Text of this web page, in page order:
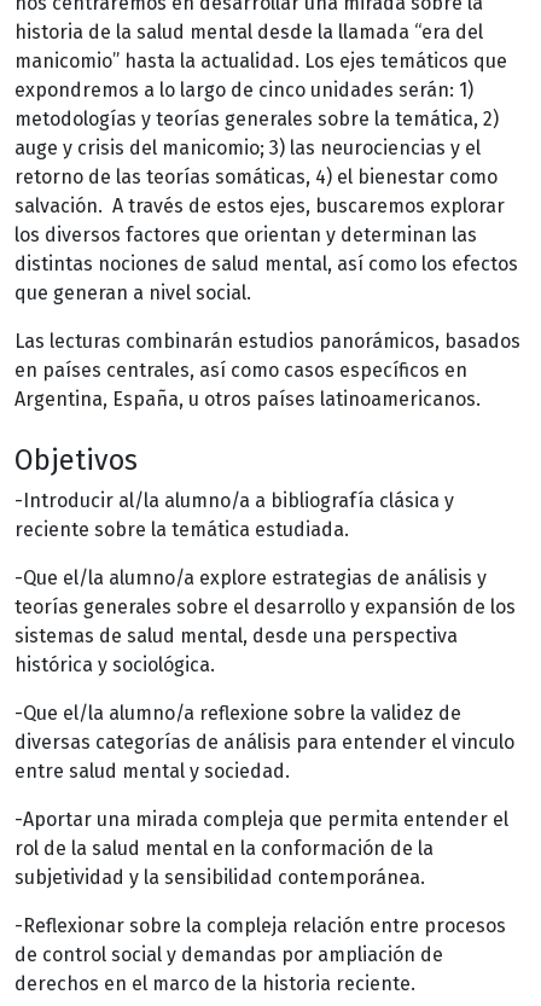
historia de la salud mental desde la llamada “era del
manicomio” hasta la actualidad. Los ejes temáticos que
expondremos a lo largo de cinco unidades serán: 1)
metodologías y teorías generales sobre la temática, 2)
auge y crisis del manicomio; 3) las neurociencias y el
retorno de las teorías somáticas, 4) el bienestar como
salvación. A través de estos ejes, buscaremos explorar
los diversos factores que orientan y determinan las
distintas nociones de salud mental, así como los efectos
que generan a nivel social.
Las lecturas combinarán estudios panorámicos, basados
en países centrales, así como casos específicos en
Argentina, España, u otros países latinoamericanos.
Objetivos
-Introducir al/la alumno/a a bibliografía clásica y
reciente sobre la temática estudiada.
-Que el/la alumno/a explore estrategias de análisis y
teorías generales sobre el desarrollo y expansión de los
sistemas de salud mental, desde una perspectiva
histórica y sociológica.
-Que el/la alumno/a reflexione sobre la validez de
diversas categorías de análisis para entender el vinculo
entre salud mental y sociedad.
-Aportar una mirada compleja que permita entender el
rol de la salud mental en la conformación de la
subjetividad y la sensibilidad contemporánea.
-Reflexionar sobre la compleja relación entre procesos
de control social y demandas por ampliación de
derechos en el marco de la historia reciente.